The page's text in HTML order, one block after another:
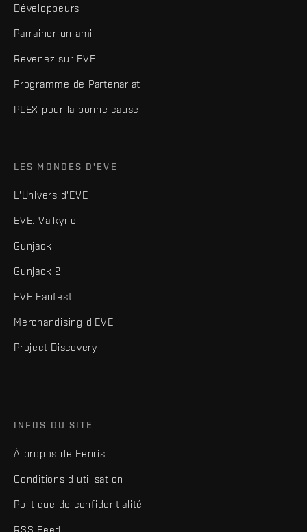
Développeurs
Parrainer un ami
Revenez sur EVE
Programme de Partenariat
PLEX pour la bonne cause
LES MONDES D'EVE
L'Univers d'EVE
EVE: Valkyrie
Gunjack
Gunjack 2
EVE Fanfest
Merchandising d'EVE
Project Discovery
INFOS DU SITE
À propos de Fenris
Conditions d'utilisation
Politique de confidentialité